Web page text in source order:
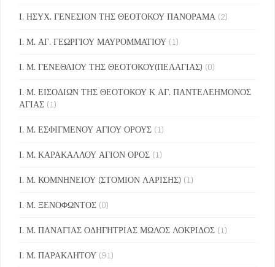
Ι. ΗΣΥΧ. ΓΕΝΕΣΙΟΝ ΤΗΣ ΘΕΟΤΟΚΟΥ ΠΑΝΟΡΑΜΑ (2)
Ι. Μ. ΑΓ. ΓΕΩΡΓΙΟΥ ΜΑΥΡΟΜΜΑΤΙΟΥ (1)
Ι. Μ. ΓΕΝΕΘΛΙΟΥ ΤΗΣ ΘΕΟΤΟΚΟΥ(ΠΕΛΑΓΙΑΣ) (0)
Ι. Μ. ΕΙΣΟΔΙΩΝ ΤΗΣ ΘΕΟΤΟΚΟΥ Κ ΑΓ. ΠΑΝΤΕΛΕΗΜΟΝΟΣ
ΑΓΙΑΣ (1)
Ι. Μ. ΕΣΦΙΓΜΕΝΟΥ ΑΓΙΟΥ ΟΡΟΥΣ (1)
Ι. Μ. ΚΑΡΑΚΑΛΛΟΥ ΑΓΙΟΝ ΟΡΟΣ (1)
Ι. Μ. ΚΟΜΝΗΝΕΙΟΥ (ΣΤΟΜΙΟΝ ΛΑΡΙΣΗΣ) (1)
Ι. Μ. ΞΕΝΟΦΩΝΤΟΣ (0)
Ι. Μ. ΠΑΝΑΓΙΑΣ ΟΔΗΓΗΤΡΙΑΣ ΜΩΛΟΣ ΛΟΚΡΙΔΟΣ (1)
Ι. Μ. ΠΑΡΑΚΛΗΤΟΥ (91)